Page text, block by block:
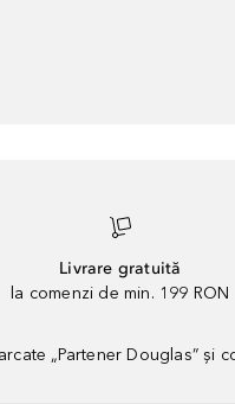
Livrare gratuită
la comenzi de min. 199 RON
„Partener Douglas”